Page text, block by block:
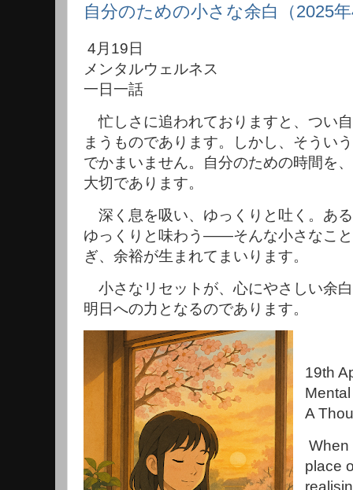
自分のための小さな余白（2025
4月19日
メンタルウェルネス
一日一話
忙しさに追われておりますと、つい
まうものであります。しかし、そうい
でかまいません。自分のための時間を
大切であります。
深く息を吸い、ゆっくりと吐く。あ
ゆっくりと味わう――そんな小さなこ
ぎ、余裕が生まれてまいります。
小さなリセットが、心にやさしい余
明日への力となるのであります。
19th
A
When
place